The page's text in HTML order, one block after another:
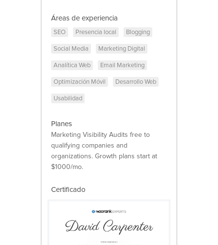
Áreas de experiencia
SEO Presencia local Blogging
Social Media Marketing Digital
Analítica Web Email Marketing
Optimización Móvil Desarrollo Web
Usabilidad
Planes
Marketing Visibility Audits free to
qualifying companies and
organizations. Growth plans start at
$1000/mo.
Certificado